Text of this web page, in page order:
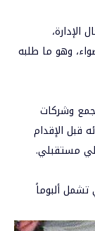
وهو ما طلبه
وشركات
قبل الإقدام
مستقبلي.
تشمل ألبوماً